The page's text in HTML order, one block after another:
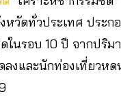
หวัดทั่วประเทศ ประก
ในรอบ 10 ปี จากปริม
ลงและนักท่องเที่ยวห